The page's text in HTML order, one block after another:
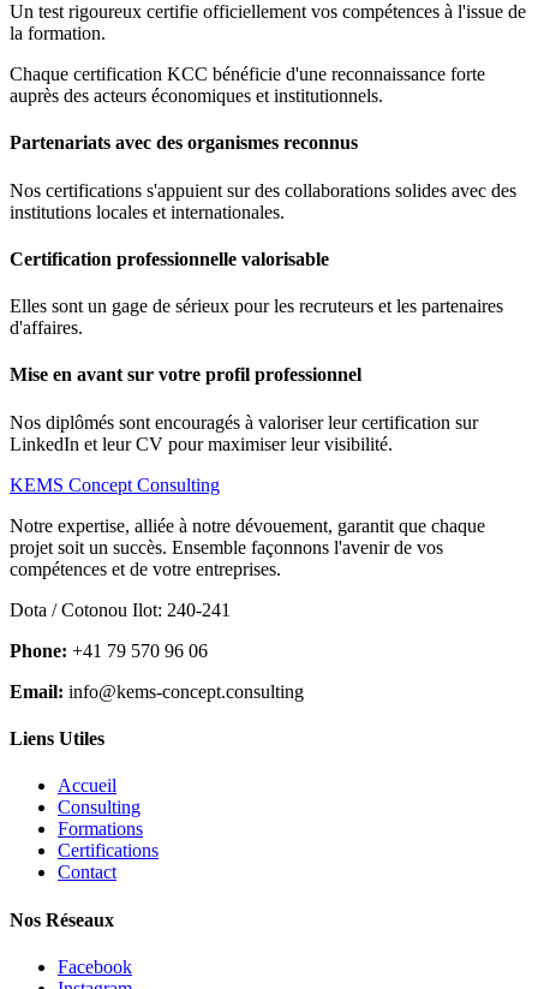
Un test rigoureux certifie officiellement vos compétences à l'issue de
la formation.
Chaque certification KCC bénéficie d'une reconnaissance forte
auprès des acteurs économiques et institutionnels.
Partenariats avec des organismes reconnus
Nos certifications s'appuient sur des collaborations solides avec des
institutions locales et internationales.
Certification professionnelle valorisable
Elles sont un gage de sérieux pour les recruteurs et les partenaires
d'affaires.
Mise en avant sur votre profil professionnel
Nos diplômés sont encouragés à valoriser leur certification sur
LinkedIn et leur CV pour maximiser leur visibilité.
KEMS Concept Consulting
Notre expertise, alliée à notre dévouement, garantit que chaque
projet soit un succès. Ensemble façonnons l'avenir de vos
compétences et de votre entreprises.
Dota / Cotonou Ilot: 240-241
Phone: +41 79 570 96 06
Email: info@kems-concept.consulting
Liens Utiles
Accueil
Consulting
Formations
Certifications
Contact
Nos Réseaux
Facebook